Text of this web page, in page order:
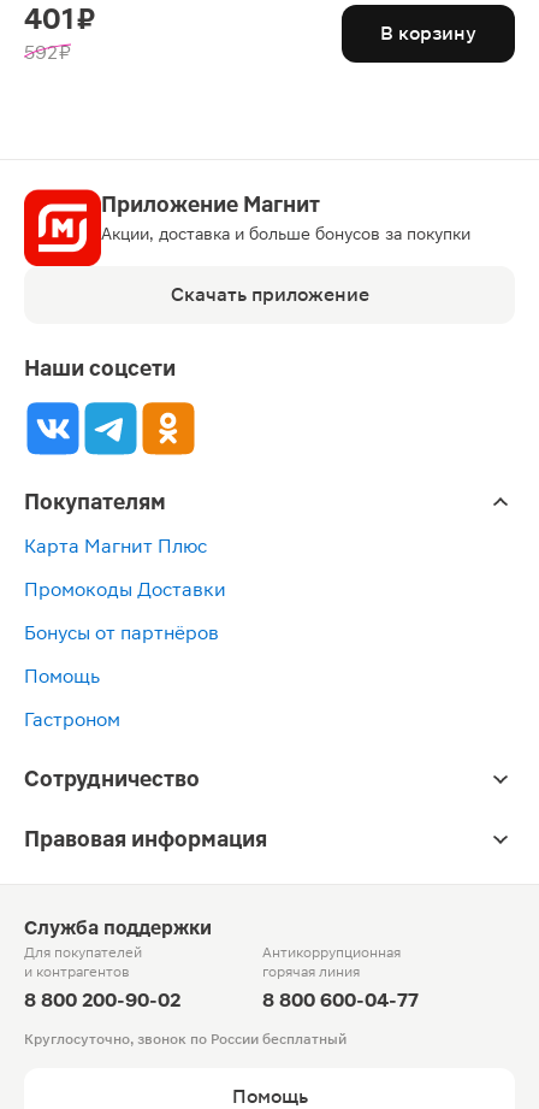
401 ₽
592 ₽
В корзину
Приложение Магнит
Акции, доставка и больше бонусов за покупки
Скачать приложение
Наши соцсети
Покупателям
Карта Магнит Плюс
Промокоды Доставки
Бонусы от партнёров
Помощь
Гастроном
Сотрудничество
Правовая информация
Служба поддержки
Для покупателей
и контрагентов
8 800 200-90-02
Антикоррупционная
горячая линия
8 800 600-04-77
Круглосуточно, звонок по России бесплатный
Помощь